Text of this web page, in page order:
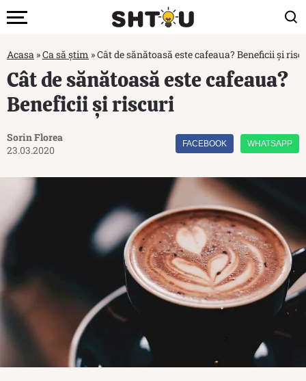
Acasa »Ca să știm »Cât de sănătoasă este cafeaua? Beneficii și
Cât de sănătoasă este cafeaua?
Beneficii și riscuri
Sorin Florea
23.03.2020
FACEBOOK WHATSAPP